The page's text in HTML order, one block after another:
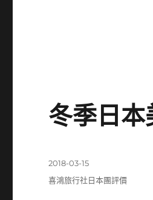
冬季日
發
佈
2018-03-15
分
喜鴻旅行社日本團評價